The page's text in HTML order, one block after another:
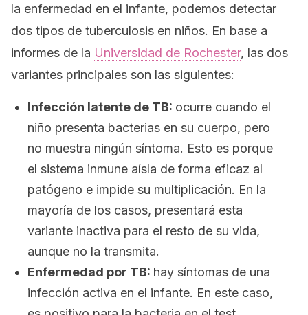
la enfermedad en el infante, podemos detectar
dos tipos de tuberculosis en niños. En base a
informes de la Universidad de Rochester, las dos
variantes principales son las siguientes:
Infección latente de TB: ocurre cuando el
niño presenta bacterias en su cuerpo, pero
no muestra ningún síntoma. Esto es porque
el sistema inmune aísla de forma eficaz al
patógeno e impide su multiplicación. En la
mayoría de los casos, presentará esta
variante inactiva para el resto de su vida,
aunque no la transmita.
Enfermedad por TB: hay síntomas de una
infección activa en el infante. En este caso,